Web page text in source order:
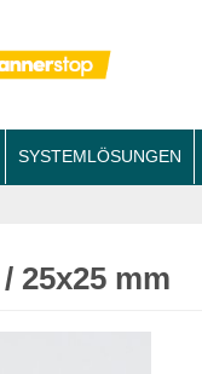
SYSTEMLÖSUNGEN
25x25 mm